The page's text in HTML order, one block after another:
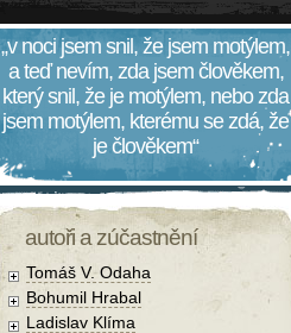
„v noci jsem snil, že jsem motýlem,
a teď nevím, zda jsem člověkem,
který snil, že je motýlem, nebo zda
jsem motýlem, kterému se zdá, že
je člověkem“
autoři a zúčastnění
Tomáš V. Odaha
Bohumil Hrabal
Ladislav Klíma